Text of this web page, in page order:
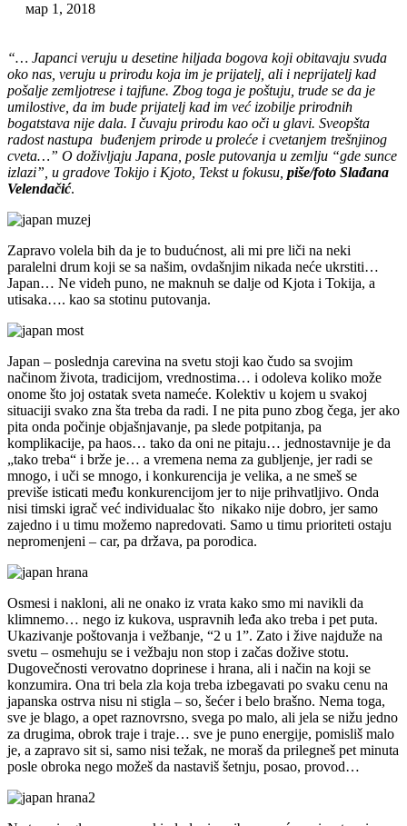
мар 1, 2018
“… Japanci veruju u desetine hiljada bogova koji obitavaju svuda
oko nas, veruju u prirodu koja im je prijatelj, ali i neprijatelj kad
pošalje zemljotrese i tajfune. Zbog toga je poštuju, trude se da je
umilostive, da im bude prijatelj kad im već izobilje prirodnih
bogatstava nije dala. I čuvaju prirodu kao oči u glavi. Sveopšta
radost nastupa buđenjem prirode u proleće i cvetanjem trešnjinog
cveta…” O doživljaju Japana, posle putovanja u zemlju “gde sunce
izlazi”, u gradove Tokijo i Kjoto, Tekst u fokusu, piše/foto Slađana
Velendačić.
Zapravo volela bih da je to budućnost, ali mi pre liči na neki
paralelni drum koji se sa našim, ovdašnjim nikada neće ukrstiti…
Japan… Ne videh puno, ne maknuh se dalje od Kjota i Tokija, a
utisaka…. kao sa stotinu putovanja.
Japan – poslednja carevina na svetu stoji kao čudo sa svojim
načinom života, tradicijom, vrednostima… i odoleva koliko može
onome što joj ostatak sveta nameće. Kolektiv u kojem u svakoj
situaciji svako zna šta treba da radi. I ne pita puno zbog čega, jer ako
pita onda počinje objašnjavanje, pa slede potpitanja, pa
komplikacije, pa haos… tako da oni ne pitaju… jednostavnije je da
„tako treba“ i brže je… a vremena nema za gubljenje, jer radi se
mnogo, i uči se mnogo, i konkurencija je velika, a ne smeš se
previše isticati među konkurencijom jer to nije prihvatljivo. Onda
nisi timski igrač već individualac što nikako nije dobro, jer samo
zajedno i u timu možemo napredovati. Samo u timu prioriteti ostaju
nepromenjeni – car, pa država, pa porodica.
Osmesi i nakloni, ali ne onako iz vrata kako smo mi navikli da
klimnemo… nego iz kukova, uspravnih leđa ako treba i pet puta.
Ukazivanje poštovanja i vežbanje, “2 u 1”. Zato i žive najduže na
svetu – osmehuju se i vežbaju non stop i začas dožive stotu.
Dugovečnosti verovatno doprinese i hrana, ali i način na koji se
konzumira. Ona tri bela zla koja treba izbegavati po svaku cenu na
japanska ostrva nisu ni stigla – so, šećer i belo brašno. Nema toga,
sve je blago, a opet raznovrsno, svega po malo, ali jela se nižu jedno
za drugima, obrok traje i traje… sve je puno energije, pomisliš malo
je, a zapravo sit si, samo nisi težak, ne moraš da prilegneš pet minuta
posle obroka nego možeš da nastaviš šetnju, posao, provod…